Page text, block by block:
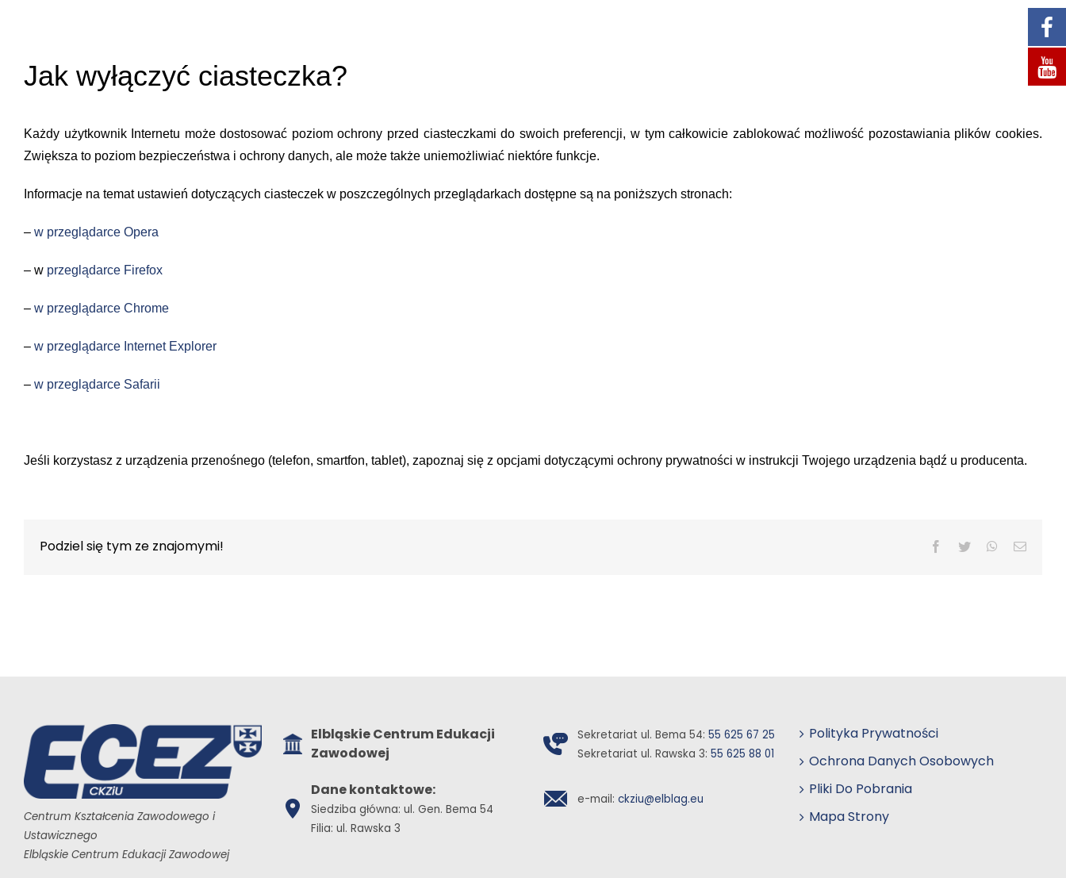
Jak wyłączyć ciasteczka?
Każdy użytkownik Internetu może dostosować poziom ochrony przed ciasteczkami do swoich preferencji, w tym całkowicie zablokować możliwość pozostawiania plików cookies.
Zwiększa to poziom bezpieczeństwa i ochrony danych, ale może także uniemożliwiać niektóre funkcje.
Informacje na temat ustawień dotyczących ciasteczek w poszczególnych przeglądarkach dostępne są na poniższych stronach:
– w przeglądarce Opera
– w przeglądarce Firefox
– w przeglądarce Chrome
– w przeglądarce Internet Explorer
– w przeglądarce Safarii
Jeśli korzystasz z urządzenia przenośnego (telefon, smartfon, tablet), zapoznaj się z opcjami dotyczącymi ochrony prywatności w instrukcji Twojego urządzenia bądź u producenta.
Podziel się tym ze znajomymi! Facebook
Twitter WhatsApp
Email
Centrum Kształcenia Zawodowego i
Ustawicznego
Elbląskie Centrum Edukacji Zawodowej
Elbląskie Centrum Edukacji
Zawodowej
Dane kontaktowe:
Siedziba główna: ul. Gen. Bema 54
Filia: ul. Rawska 3
Sekretariat ul. Bema 54: 55 625 67 25
Sekretariat ul. Rawska 3: 55 625 88 01
e-mail: ckziu@elblag.eu
Polityka Prywatności
Ochrona Danych Osobowych
Pliki Do Pobrania
Mapa Strony